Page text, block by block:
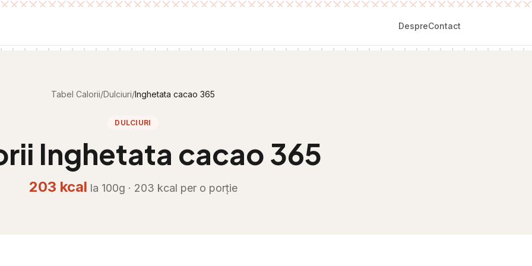
DespreContact
Tabel Calorii/Dulciuri/Inghetata cacao 365
DULCIURI
Inghetata cacao 365
203 kcal la 100g · 203 kcal per o porție